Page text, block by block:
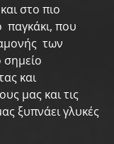
στο πιο
που
των
και
μας και τις
ξυπνάει γλυκές